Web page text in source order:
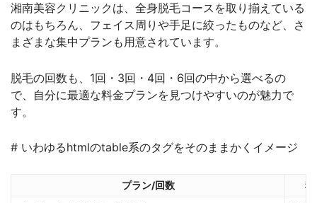
湘南美容クリニックは、全身脱毛コースを取り揃えている
のはもちろん、フェイス周りや手足に絞ったものなど、さ
まざまな集中プランも用意されています。
脱毛の回数も、1回・3回・4回・6回の中から選べるの
で、自分に最適な料金プランを見つけやすいのが魅力で
す。
# いわゆるhtmlのtable系のタグをそのままかくイメージ
プラン/回数
料